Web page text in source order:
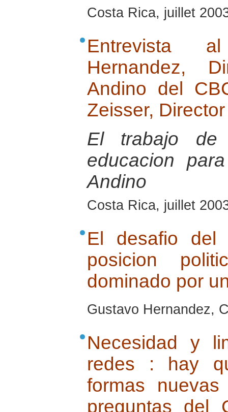
Costa Rica, juillet
Entrevista
Hernandez,
Andino del
Zeisser,
El trabajo de
educacion
Andino
Costa Rica, juillet
El desafio del
posicion
dominado por
Gustavo Hernandez,
Necesidad y
redes : hay
formas
preguntas del